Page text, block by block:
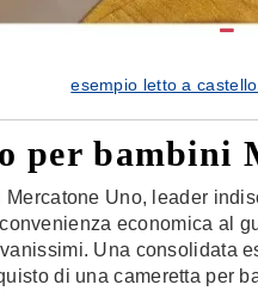
esempio letto a
per bambini
Mercatone Uno, leader
economica al
Una consolidata
di una cameretta per